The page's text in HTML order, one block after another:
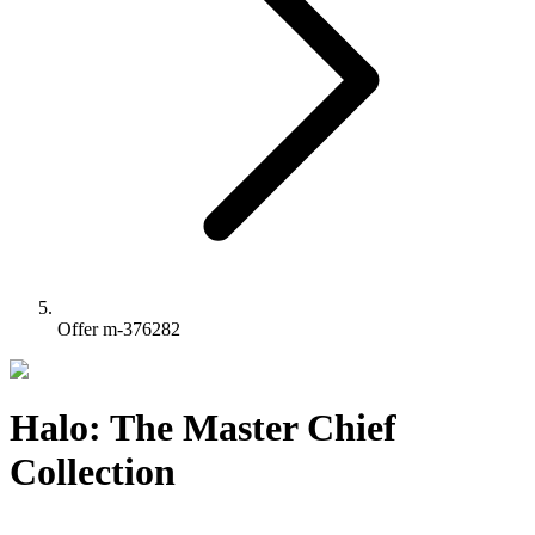
Offer m-376282
Halo: The Master Chief
Collection